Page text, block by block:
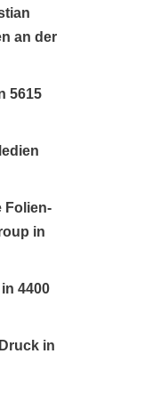
an der
5615
Folien-
in
4400
in